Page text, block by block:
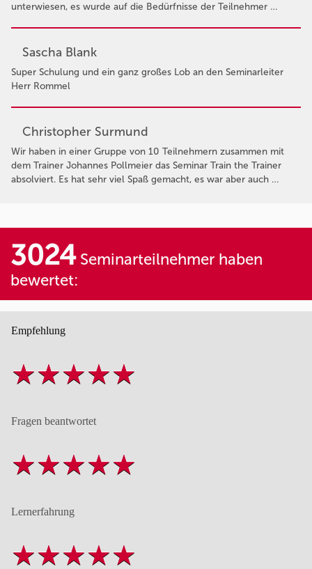
unterwiesen, es wurde auf die Bedürfnisse der Teilnehmer …
Sascha Blank
Super Schulung und ein ganz großes Lob an den Seminarleiter
Herr Rommel
Christopher Surmund
Wir haben in einer Gruppe von 10 Teilnehmern zusammen mit
dem Trainer Johannes Pollmeier das Seminar Train the Trainer
absolviert. Es hat sehr viel Spaß gemacht, es war aber auch …
3024Seminarteilnehmer haben
bewertet:
Empfehlung
Fragen beantwortet
Lernerfahrung